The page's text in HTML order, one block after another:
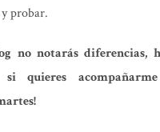
probar.
no notarás diferencias,
si quieres